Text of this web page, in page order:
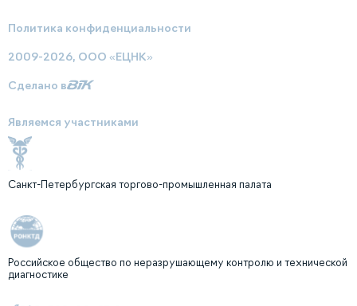
Политика конфиденциальности
2009-2026, ООО «ЕЦНК»
Сделано в
Являемся участниками
Санкт-Петербургская торгово-промышленная палата
Российское общество по неразрушающему контролю и технической
диагностике